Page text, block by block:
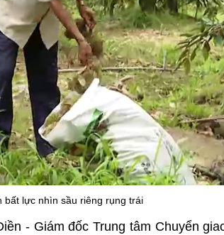
bất lực nhìn sầu riêng rụng trái
- Giám đốc Trung tâm Chuyển